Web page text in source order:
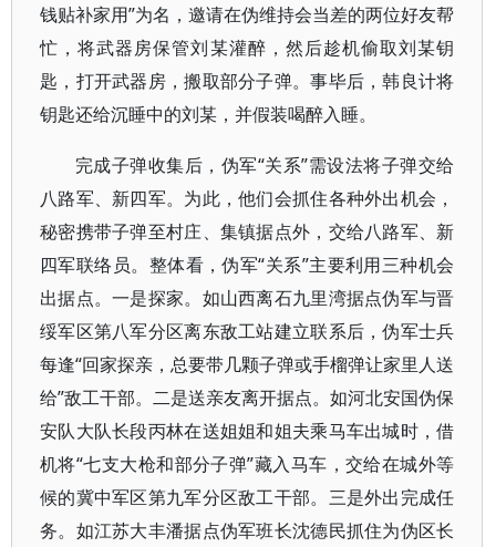
钱贴补家用”为名，邀请在伪维持会当差的两位好友帮
忙，将武器房保管刘某灌醉，然后趁机偷取刘某钥
匙，打开武器房，搬取部分子弹。事毕后，韩良计将
钥匙还给沉睡中的刘某，并假装喝醉入睡。
完成子弹收集后，伪军“关系”需设法将子弹交给
八路军、新四军。为此，他们会抓住各种外出机会，
秘密携带子弹至村庄、集镇据点外，交给八路军、新
四军联络员。整体看，伪军“关系”主要利用三种机会
出据点。一是探家。如山西离石九里湾据点伪军与晋
绥军区第八军分区离东敌工站建立联系后，伪军士兵
每逢“回家探亲，总要带几颗子弹或手榴弹让家里人送
给”敌工干部。二是送亲友离开据点。如河北安国伪保
安队大队长段丙林在送姐姐和姐夫乘马车出城时，借
机将“七支大枪和部分子弹”藏入马车，交给在城外等
候的冀中军区第九军分区敌工干部。三是外出完成任
务。如江苏大丰潘据点伪军班长沈德民抓住为伪区长